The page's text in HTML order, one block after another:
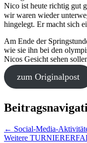
Nico ist heute richtig gut
wir waren wieder
hingelegt. Er macht sich
Am Ende der
wie sie ihn bei den
Nicos Gesicht sehen
zum Originalpost
← Social-Media-
Weitere